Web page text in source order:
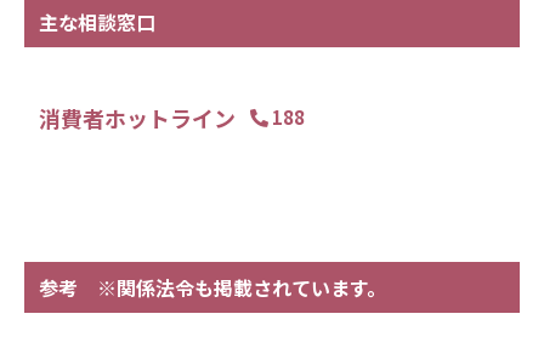
主な相談窓口
消費者ホットライン 188
参考 ※関係法令も掲載されています。